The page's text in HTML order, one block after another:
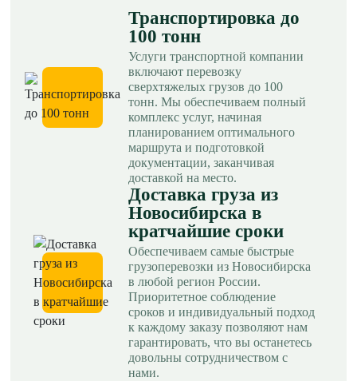
Транспортировка до
100 тонн
Услуги транспортной компании
включают перевозку
сверхтяжелых грузов до 100
тонн. Мы обеспечиваем полный
комплекс услуг, начиная
планированием оптимального
маршрута и подготовкой
документации, заканчивая
доставкой на место.
Доставка груза из
Новосибирска в
кратчайшие сроки
Обеспечиваем самые быстрые
грузоперевозки из Новосибирска
в любой регион России.
Приоритетное соблюдение
сроков и индивидуальный подход
к каждому заказу позволяют нам
гарантировать, что вы останетесь
довольны сотрудничеством с
нами.